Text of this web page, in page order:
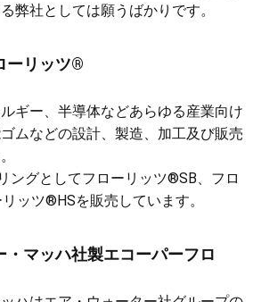
弊社としては願うばかりです。
ーリッツ®
ギー、半導体などあらゆる産業向け
ムなどの設計、製造、加工及び販売
ングとしてフローリッツ®SB、フロ
ッツ®HSを販売しています。
・マッハ社製エコーパーフロ